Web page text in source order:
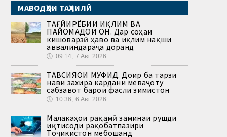
МАВОДҲОИ ТАҲЛИЛӢ
ТАҒЙИРЁБИИ ИҚЛИМ ВА
ПАЙОМАДҲОИ ОН. Дар соҳаи
кишоварзӣ ҳаво ва иқлим нақши
аввалиндараҷа доранд
🕔 09:14, 7.Авг 2026
ТАВСИЯҲОИ МУФИД. Доир ба тарзи
нави захира кардани меваҷоту
сабзавот барои фасли зимистон
🕔 10:36, 6.Авг 2026
Малакаҳои рақамӣ заминаи рушди
иқтисоди рақобатпазири
Тоҷикистон мебошанд